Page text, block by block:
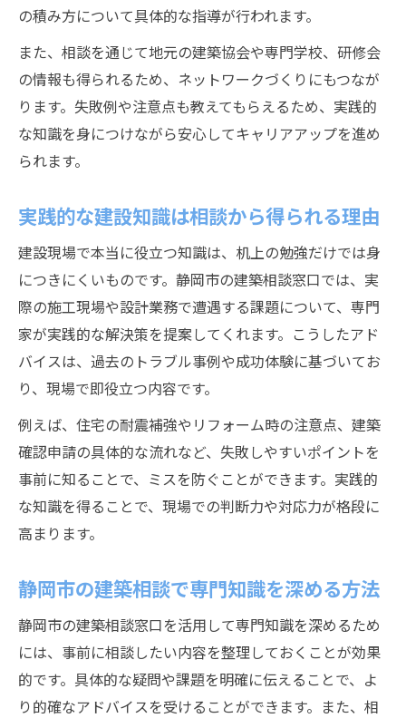
の積み方について具体的な指導が行われます。
また、相談を通じて地元の建築協会や専門学校、研修会
の情報も得られるため、ネットワークづくりにもつなが
ります。失敗例や注意点も教えてもらえるため、実践的
な知識を身につけながら安心してキャリアアップを進め
られます。
実践的な建設知識は相談から得られる理由
建設現場で本当に役立つ知識は、机上の勉強だけでは身
につきにくいものです。静岡市の建築相談窓口では、実
際の施工現場や設計業務で遭遇する課題について、専門
家が実践的な解決策を提案してくれます。こうしたアド
バイスは、過去のトラブル事例や成功体験に基づいてお
り、現場で即役立つ内容です。
例えば、住宅の耐震補強やリフォーム時の注意点、建築
確認申請の具体的な流れなど、失敗しやすいポイントを
事前に知ることで、ミスを防ぐことができます。実践的
な知識を得ることで、現場での判断力や対応力が格段に
高まります。
静岡市の建築相談で専門知識を深める方法
静岡市の建築相談窓口を活用して専門知識を深めるため
には、事前に相談したい内容を整理しておくことが効果
的です。具体的な疑問や課題を明確に伝えることで、よ
り的確なアドバイスを受けることができます。また、相